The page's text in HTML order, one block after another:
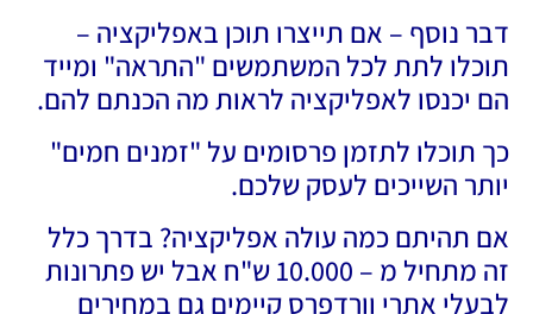
דבר נוסף – אם תייצרו תוכן באפליקציה –
תוכלו לתת לכל המשתמשים "התראה" ומייד
הם יכנסו לאפליקציה לראות מה הכנתם להם.
כך תוכלו לתזמן פרסומים על "זמנים חמים"
יותר השייכים לעסק שלכם.
אם תהיתם כמה עולה אפליקציה? בדרך כלל
זה מתחיל מ – 10.000 ש"ח אבל יש פתרונות
לבעלי אתרי וורדפרס קיימים גם במחירים